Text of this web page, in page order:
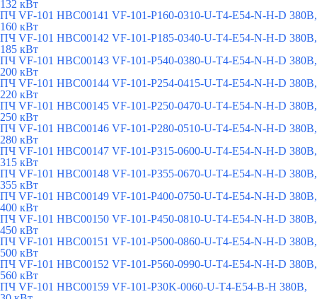
132 кВт
ПЧ VF-101 HBC00141 VF-101-P160-0310-U-T4-E54-N-H-D 380В,
160 кВт
ПЧ VF-101 HBC00142 VF-101-P185-0340-U-T4-E54-N-H-D 380В,
185 кВт
ПЧ VF-101 HBC00143 VF-101-P540-0380-U-T4-E54-N-H-D 380В,
200 кВт
ПЧ VF-101 HBC00144 VF-101-P254-0415-U-T4-E54-N-H-D 380В,
220 кВт
ПЧ VF-101 HBC00145 VF-101-P250-0470-U-T4-E54-N-H-D 380В,
250 кВт
ПЧ VF-101 HBC00146 VF-101-P280-0510-U-T4-E54-N-H-D 380В,
280 кВт
ПЧ VF-101 HBC00147 VF-101-P315-0600-U-T4-E54-N-H-D 380В,
315 кВт
ПЧ VF-101 HBC00148 VF-101-P355-0670-U-T4-E54-N-H-D 380В,
355 кВт
ПЧ VF-101 HBC00149 VF-101-P400-0750-U-T4-E54-N-H-D 380В,
400 кВт
ПЧ VF-101 HBC00150 VF-101-P450-0810-U-T4-E54-N-H-D 380В,
450 кВт
ПЧ VF-101 HBC00151 VF-101-P500-0860-U-T4-E54-N-H-D 380В,
500 кВт
ПЧ VF-101 HBC00152 VF-101-P560-0990-U-T4-E54-N-H-D 380В,
560 кВт
ПЧ VF-101 HBC00159 VF-101-P30K-0060-U-T4-E54-B-H 380В,